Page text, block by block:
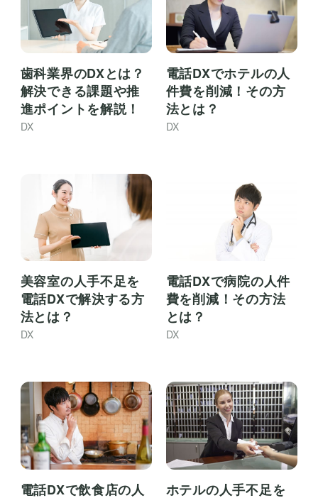
歯科業界のDXとは？
解決できる課題や推
進ポイントを解説！
DX
電話DXでホテルの人
件費を削減！その方
法とは？
DX
美容室の人手不足を
電話DXで解決する方
法とは？
DX
電話DXで病院の人件
費を削減！その方法
とは？
DX
電話DXで飲食店の人
ホテルの人手不足を